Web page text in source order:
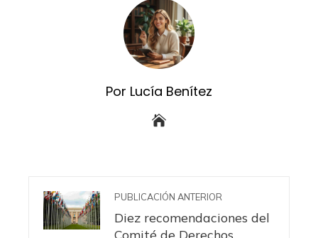
Por Lucía Benítez
PUBLICACIÓN ANTERIOR
Diez recomendaciones del
Comité de Derechos